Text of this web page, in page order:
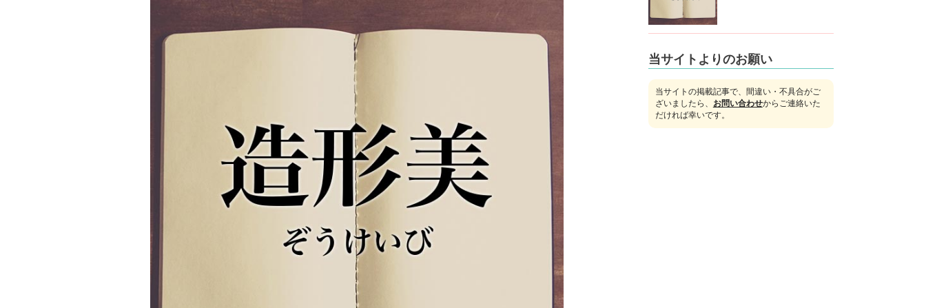
当サイトよりのお願い
当サイトの掲載記事で、間違い・不具合がご
ざいましたら、 お問い合わせからご連絡いた
だければ幸いです。